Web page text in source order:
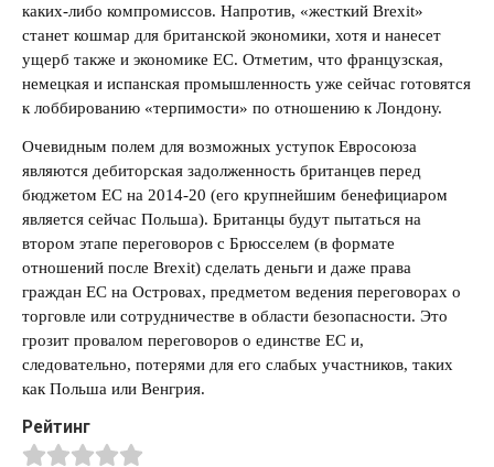
каких-либо компромиссов. Напротив, «жесткий Brexit»
станет кошмар для британской экономики, хотя и нанесет
ущерб также и экономике ЕС. Отметим, что французская,
немецкая и испанская промышленность уже сейчас готовятся
к лоббированию «терпимости» по отношению к Лондону.
Очевидным полем для возможных уступок Евросоюза
являются дебиторская задолженность британцев перед
бюджетом ЕС на 2014-20 (его крупнейшим бенефициаром
является сейчас Польша). Британцы будут пытаться на
втором этапе переговоров с Брюсселем (в формате
отношений после Brexit) сделать деньги и даже права
граждан ЕС на Островах, предметом ведения переговорах о
торговле или сотрудничестве в области безопасности. Это
грозит провалом переговоров о единстве ЕС и,
следовательно, потерями для его слабых участников, таких
как Польша или Венгрия.
Рейтинг